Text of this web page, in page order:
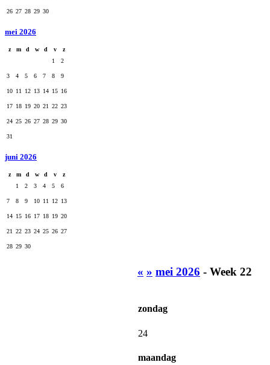
26 27 28 29 30
mei 2026
z m d w d v
z
1
2
3 4 5 6 7 8 9
10 11 12 13 14 15 16
17 18 19 20 21 22 23
24 25 26 27 28 29 30
31
juni 2026
z m d w d v
z
1
2 3 4 5 6
7 8 9 10 11 12 13
14 15 16 17 18 19 20
21 22 23 24 25 26 27
28 29 30
« » mei 2026 - Week 22
zondag
24
maandag